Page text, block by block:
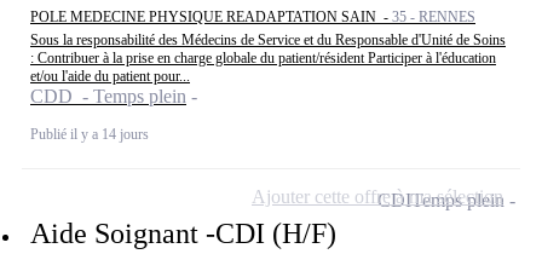
POLE MEDECINE PHYSIQUE READAPTATION SAIN - 35 - RENNES
Sous la responsabilité des Médecins de Service et du Responsable d'Unité de Soins
: Contribuer à la prise en charge globale du patient/résident Participer à l'éducation
et/ou l'aide du patient pour...
CDD - Temps plein
Publié il y a 14 jours
Aide Soignant -CDI (H/F)
CDITemps plein
Ajouter cette offre à ma sélection